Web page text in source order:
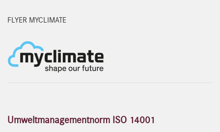
FLYER MYCLIMATE
Umweltmanagementnorm ISO 14001